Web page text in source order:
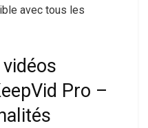
avec tous les
Pro –